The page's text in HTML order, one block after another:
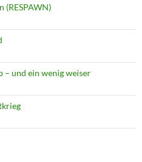
(RESPAWN)
– und ein wenig weiser